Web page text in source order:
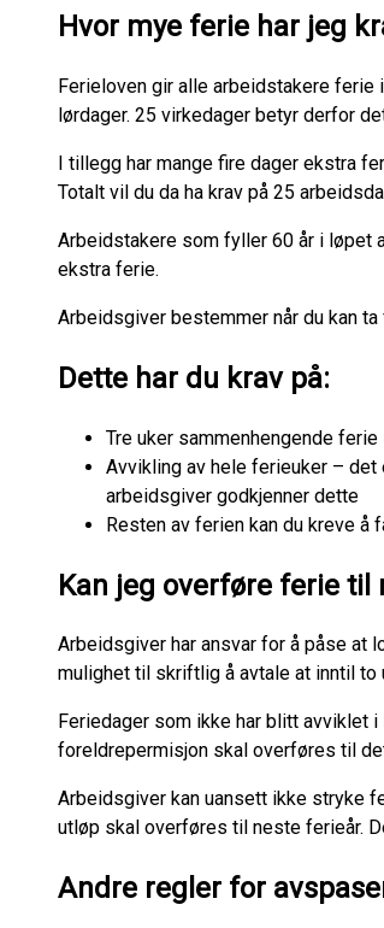
Hvor mye ferie har jeg
Ferieloven gir alle arbeidstakere ferie
lørdager. 25 virkedager betyr derfor
I tillegg har mange fire dager ekstra
Totalt vil du da ha krav på 25
Arbeidstakere som fyller 60 år i løpet
ekstra ferie.
Arbeidsgiver bestemmer når du kan
Dette har du krav på:
Tre uker sammenhengende
Avvikling av hele ferieuker –
arbeidsgiver godkjenner dette
Resten av ferien kan du kreve å
Kan jeg overføre ferie til
Arbeidsgiver har ansvar for å påse at
mulighet til skriftlig å avtale at inntil
Feriedager som ikke har blitt avviklet
foreldrepermisjon skal overføres til
Arbeidsgiver kan uansett ikke stryke
utløp skal overføres til neste ferieår.
Andre regler for